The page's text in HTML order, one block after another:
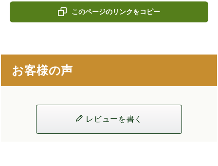
このページのリンクをコピー
お客様の声
レビューを書く